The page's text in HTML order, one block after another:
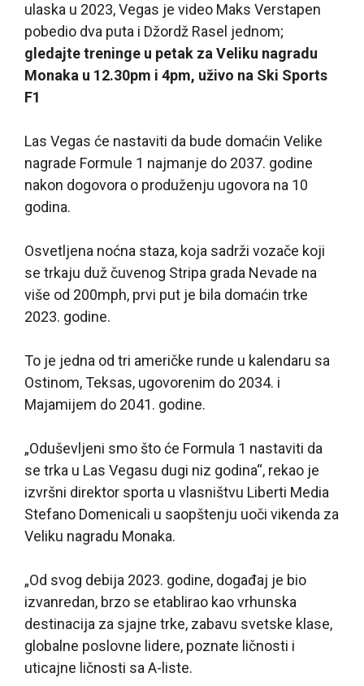
ulaska u 2023, Vegas je video Maks Verstapen
pobedio dva puta i Džordž Rasel jednom;
gledajte treninge u petak za Veliku nagradu
Monaka u 12.30pm i 4pm, uživo na Ski Sports
F1
Las Vegas će nastaviti da bude domaćin Velike
nagrade Formule 1 najmanje do 2037. godine
nakon dogovora o produženju ugovora na 10
godina.
Osvetljena noćna staza, koja sadrži vozače koji
se trkaju duž čuvenog Stripa grada Nevade na
više od 200mph, prvi put je bila domaćin trke
2023. godine.
To je jedna od tri američke runde u kalendaru sa
Ostinom, Teksas, ugovorenim do 2034. i
Majamijem do 2041. godine.
„Oduševljeni smo što će Formula 1 nastaviti da
se trka u Las Vegasu dugi niz godina“, rekao je
izvršni direktor sporta u vlasništvu Liberti Media
Stefano Domenicali u saopštenju uoči vikenda za
Veliku nagradu Monaka.
„Od svog debija 2023. godine, događaj je bio
izvanredan, brzo se etablirao kao vrhunska
destinacija za sjajne trke, zabavu svetske klase,
globalne poslovne lidere, poznate ličnosti i
uticajne ličnosti sa A-liste.